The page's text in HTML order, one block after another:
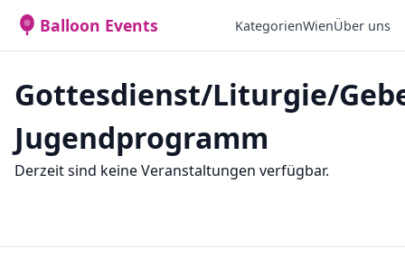
Balloon Events KategorienWienÜber uns
Gottesdienst/Liturgie/
Jugendprogramm
Derzeit sind keine Veranstaltungen verfügbar.